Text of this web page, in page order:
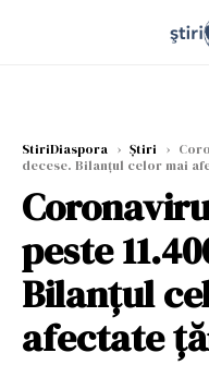
StiriDiaspora › Știri ›
decese. Bilanțul celor mai
peste
Bilanțul
afectate